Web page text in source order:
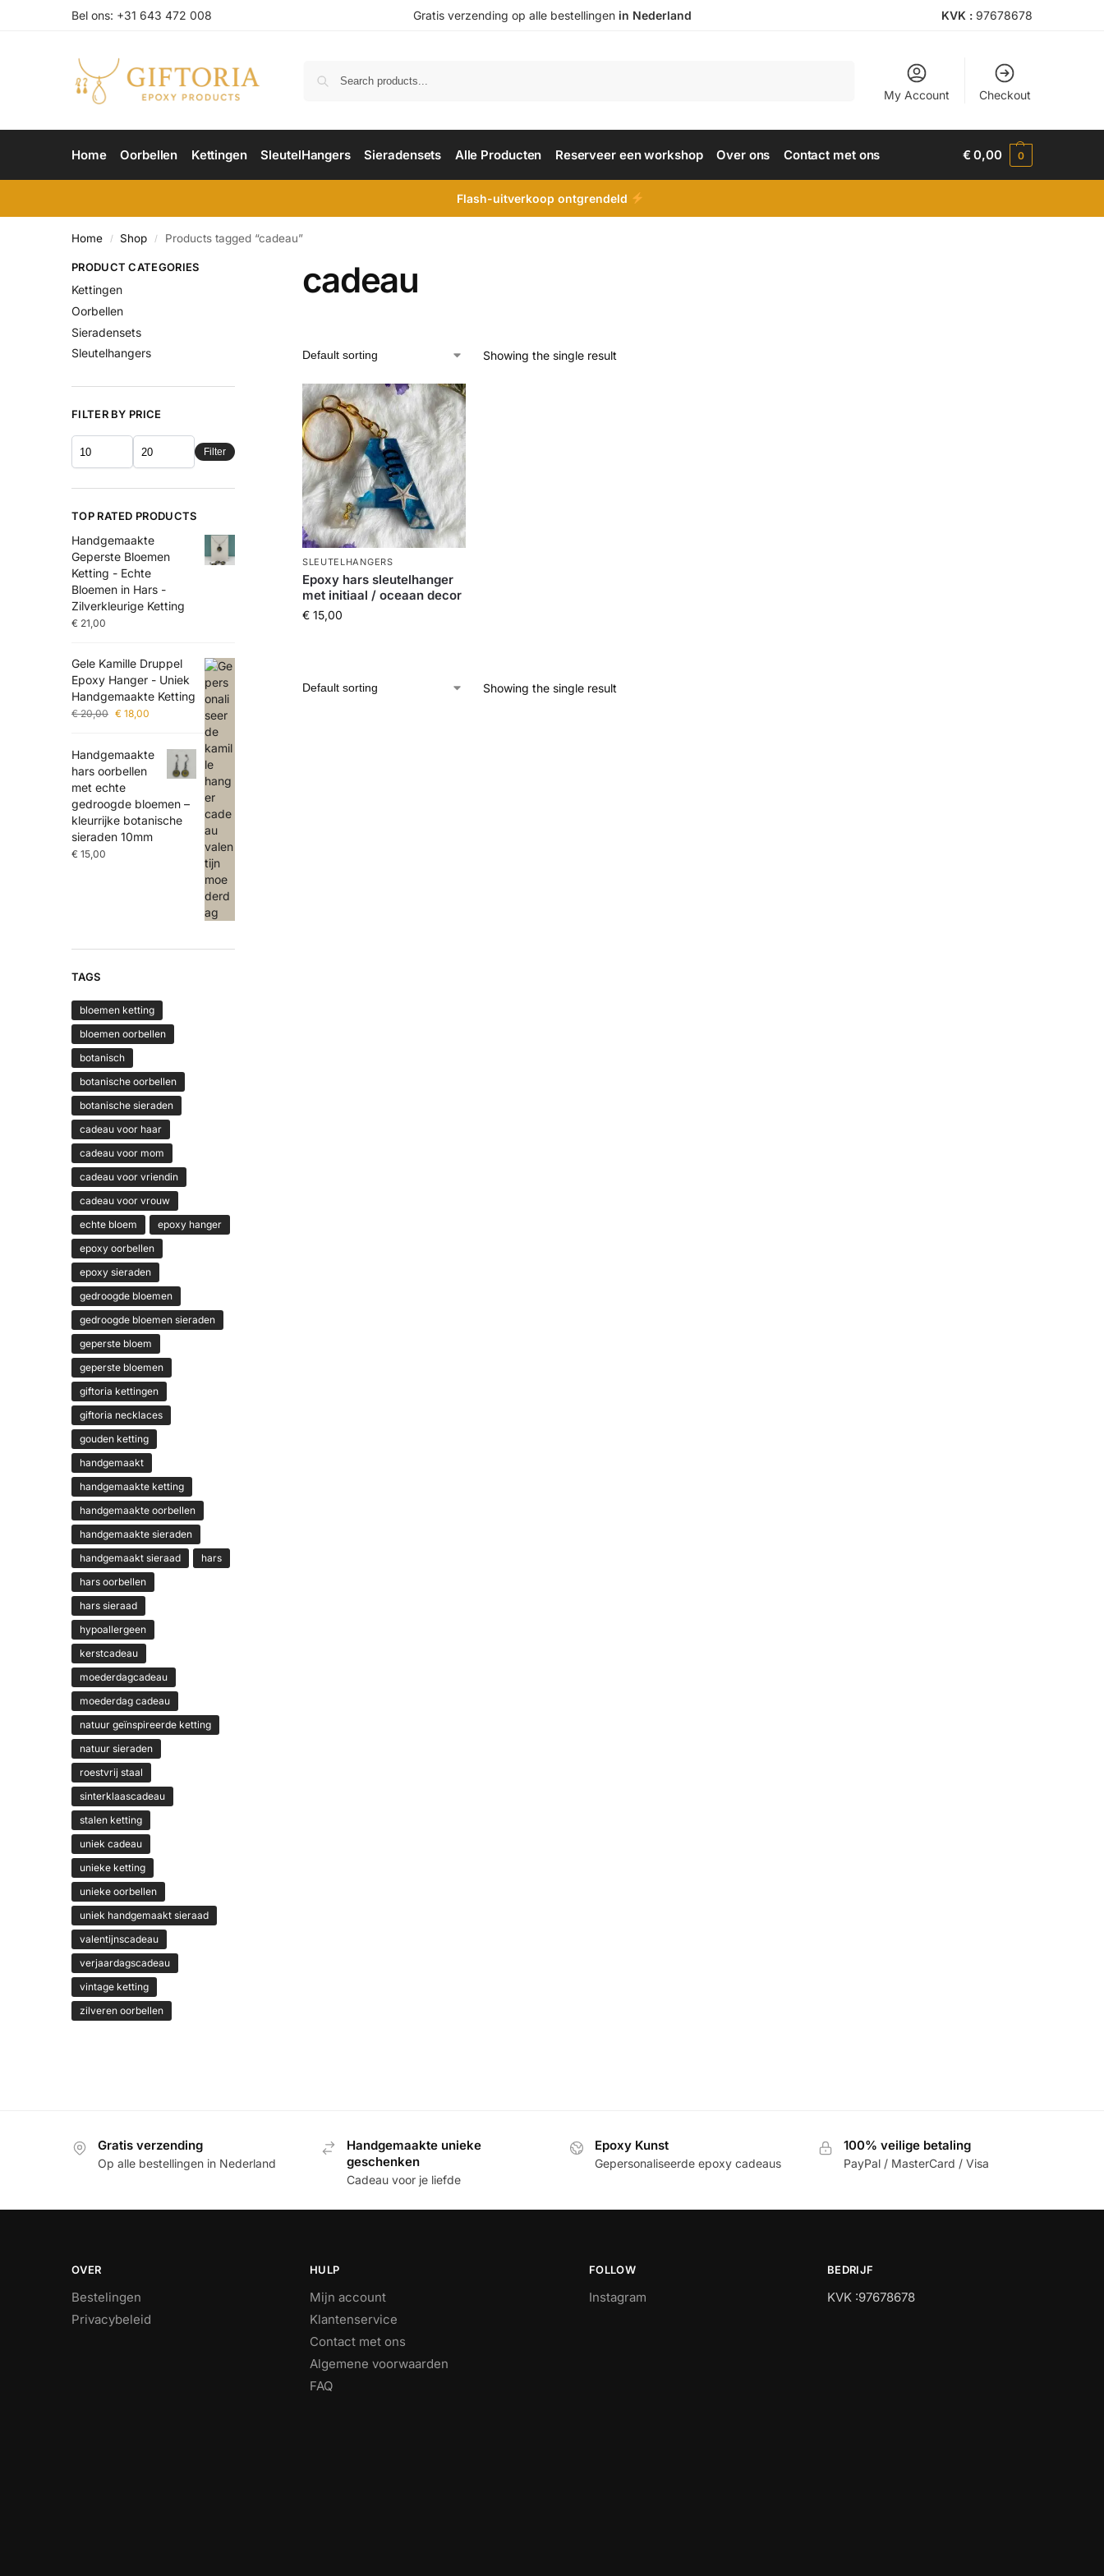
Bel ons: +31 643 472 008 Gratis verzending op alle bestellingen in Nederland KVK : 97678678
My Account Checkout
Home Oorbellen Kettingen SleutelHangers Sieradensets Alle Producten Reserveer een workshop Over ons Contact met ons €0,00 0
Flash-uitverkoop ontgrendeld
Home / Shop / Products tagged “cadeau”
cadeau
Showing the single result
SLEUTELHANGERS
Epoxy hars sleutelhanger
met initiaal / oceaan decor
€15,00
Showing the single result
PRODUCT CATEGORIES
Kettingen
Oorbellen
Sieradensets
Sleutelhangers
FILTER BY PRICE
Filter
TOP RATED PRODUCTS
Handgemaakte
Geperste Bloemen
Ketting - Echte
Bloemen in Hars -
Zilverkleurige Ketting
€ 21,00
Gele Kamille Druppel
Epoxy Hanger - Uniek
Handgemaakte Ketting
€20,00 € 18,00
Handgemaakte
hars oorbellen
met echte
gedroogde bloemen –
kleurrijke botanische
sieraden 10mm
€ 15,00
TAGS
bloemen ketting
bloemen oorbellen
botanisch
botanische oorbellen
botanische sieraden
cadeau voor haar
cadeau voor mom
cadeau voor vriendin
cadeau voor vrouw
echte bloem
epoxy hanger
epoxy oorbellen
epoxy sieraden
gedroogde bloemen
gedroogde bloemen sieraden
geperste bloem
geperste bloemen
giftoria kettingen
giftoria necklaces
gouden ketting
handgemaakt
handgemaakte ketting
handgemaakte oorbellen
handgemaakte sieraden
handgemaakt sieraad
hars
hars oorbellen
hars sieraad
hypoallergeen
kerstcadeau
moederdagcadeau
moederdag cadeau
natuur geïnspireerde ketting
natuur sieraden
roestvrij staal
sinterklaascadeau
stalen ketting
uniek cadeau
unieke ketting
unieke oorbellen
uniek handgemaakt sieraad
valentijnscadeau
verjaardagscadeau
vintage ketting
zilveren oorbellen
Gratis verzending
Op alle bestellingen in Nederland
Handgemaakte unieke
geschenken
Cadeau voor je liefde
Epoxy Kunst
Gepersonaliseerde epoxy cadeaus
100% veilige betaling
PayPal / MasterCard / Visa
OVER
Bestelingen
Privacybeleid
HULP
Mijn account
Klantenservice
Contact met ons
Algemene voorwaarden
FAQ
FOLLOW
Instagram
BEDRIJF
KVK :97678678